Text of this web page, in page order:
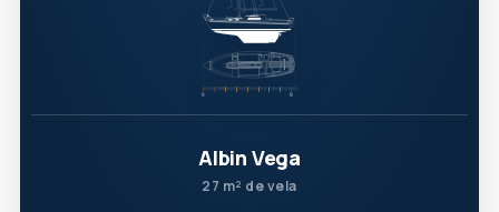
Albin Vega
27 m² de vela